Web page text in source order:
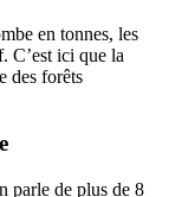
en tonnes, les
C’est ici que la
des forêts
parle de plus de 8